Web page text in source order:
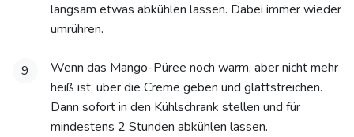
langsam etwas abkühlen lassen. Dabei immer wieder
umrühren.
9
Wenn das Mango-Püree noch warm, aber nicht mehr
heiß ist, über die Creme geben und glattstreichen.
Dann sofort in den Kühlschrank stellen und für
mindestens 2 Stunden abkühlen lassen.